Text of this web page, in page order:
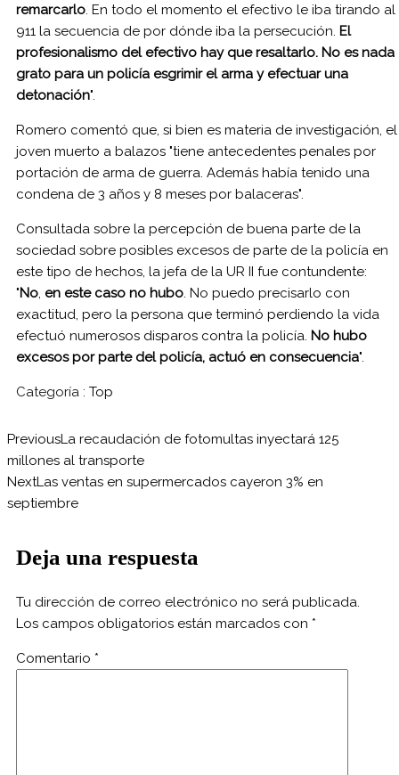
remarcarlo. En todo el momento el efectivo le iba tirando al
911 la secuencia de por dónde iba la persecución. El
profesionalismo del efectivo hay que resaltarlo. No es nada
grato para un policía esgrimir el arma y efectuar una
detonación".
Romero comentó que, si bien es materia de investigación, el
joven muerto a balazos "tiene antecedentes penales por
portación de arma de guerra. Además había tenido una
condena de 3 años y 8 meses por balaceras".
Consultada sobre la percepción de buena parte de la
sociedad sobre posibles excesos de parte de la policía en
este tipo de hechos, la jefa de la UR II fue contundente:
"No, en este caso no hubo. No puedo precisarlo con
exactitud, pero la persona que terminó perdiendo la vida
efectuó numerosos disparos contra la policía. No hubo
excesos por parte del policía, actuó en consecuencia".
Categoría : Top
PreviousLa recaudación de fotomultas inyectará 125
millones al transporte
NextLas ventas en supermercados cayeron 3% en
septiembre
Deja una respuesta
Tu dirección de correo electrónico no será publicada.
Los campos obligatorios están marcados con *
Comentario *